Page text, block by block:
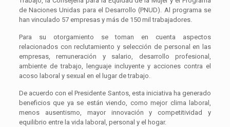
de Naciones Unidas para el Desarrollo (PNUD). Al programa se
han vinculado 57 empresas y más de 150 mil trabajadores.
Para su otorgamiento se toman en cuenta aspectos
relacionados con reclutamiento y selección de personal en las
empresas, remuneración y salario, desarrollo profesional,
ambiente de trabajo, lenguaje incluyente y acciones contra el
acoso laboral y sexual en el lugar de trabajo.
De acuerdo con el Presidente Santos, esta iniciativa ha generado
beneficios que ya se están viendo, como mejor clima laboral,
menos ausentismo, mayor innovación y competitividad y
equilibrio entre la vida laboral, personal y el hogar.